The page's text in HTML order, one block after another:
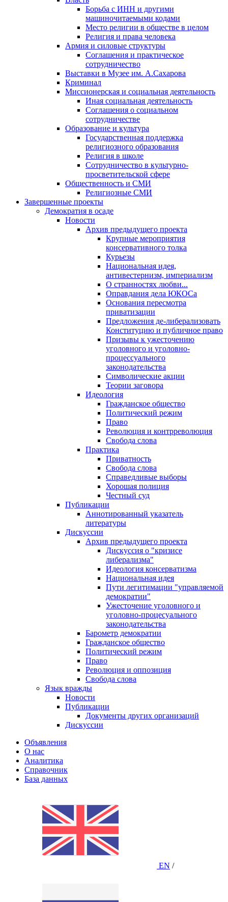
Борьба с ИНН и другими
машиночитаемыми кодами
Место религии в обществе в целом
Религия и права человека
Армия и силовые структуры
Соглашения и практическое
сотрудничество
Выставки в Музее им. А.Сахарова
Криминал
Миссионерская и социальная деятельность
Иная социальная деятельность
Соглашения о социальном
сотрудничестве
Образование и культура
Государственная поддержка
религиозного образования
Религия в школе
Сотрудничество в культурно-
просветительской сфере
Общественность и СМИ
Религиозные СМИ
Завершенные проекты
Демократия в осаде
Новости
Архив предыдущего проекта
Крупные мероприятия
консервативного толка
Курьезы
Национальная идея,
антивестернизм, империализм
О странностях любви...
Оправдания дела ЮКОСа
Основания пересмотра
приватизации
Предложения де-либерализовать
Конституцию и публичное право
Призывы к ужесточению
уголовного и уголовно-
процессуального
законодательства
Символические акции
Теории заговора
Идеология
Гражданское общество
Политический режим
Право
Революция и контрреволюция
Свобода слова
Практика
Приватность
Свобода слова
Справедливые выборы
Хорошая полиция
Честный суд
Публикации
Аннотированный указатель
литературы
Дискуссии
Архив предыдущего проекта
Дискуссия о "кризисе
либерализма"
Идеология консерватизма
Национальная идея
Пути легитимации "управляемой
демократии"
Ужесточение уголовного и
уголовно-процесуального
законодательства
Барометр демократии
Гражданское общество
Политический режим
Право
Революция и оппозиция
Свобода слова
Язык вражды
Новости
Публикации
Документы других организаций
Дискуссии
Объявления
О нас
Аналитика
Справочник
База данных
EN /